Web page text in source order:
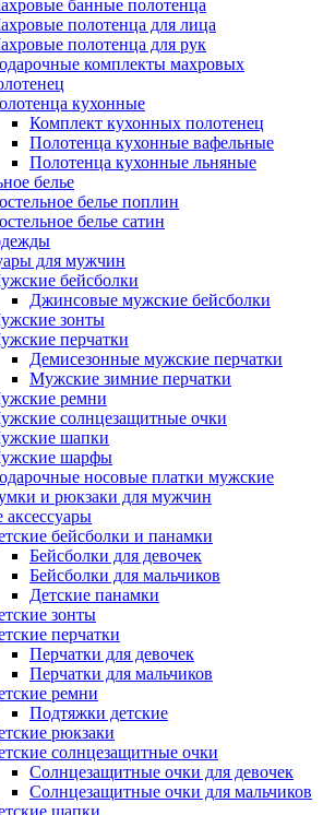
банные полотенца
полотенца для лица
полотенца для рук
комплекты махровых
кухонные
Комплект кухонных полотенец
Полотенца кухонные вафельные
Полотенца кухонные льняные
белье
белье поплин
белье сатин
для мужчин
бейсболки
Джинсовые мужские бейсболки
зонты
перчатки
Демисезонные мужские перчатки
Мужские зимние перчатки
ремни
солнцезащитные очки
шапки
шарфы
носовые платки мужские
и рюкзаки для мужчин
аксессуары
бейсболки и панамки
Бейсболки для девочек
Бейсболки для мальчиков
Детские панамки
зонты
перчатки
Перчатки для девочек
Перчатки для мальчиков
ремни
Подтяжки детские
рюкзаки
солнцезащитные очки
Солнцезащитные очки для девочек
Солнцезащитные очки для мальчиков
шапки